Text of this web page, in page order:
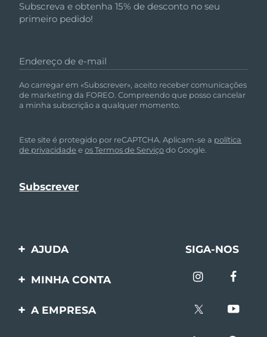
Subscreva e obtenha 15% de desconto no seu
primeiro pedido!
Endereço de e-mail
Ao carregar em «Subscrever», aceito receber comunicações
de marketing da FOREO. Compreendo que posso cancelar
a minha subscrição a qualquer momento.
Este site é protegido por reCAPTCHA. Aplicam-se a política
de privacidade eos Termos de Serviçodo Google.
AJUDA
Entre em contato
SIGA-NOS
MINHA CONTA
Registro de produto
A EMPRESA